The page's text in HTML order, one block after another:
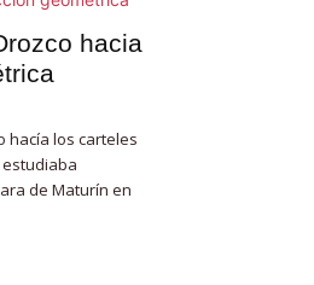
hacia
hacía los carteles
de Maturín en